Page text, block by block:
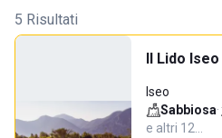
5 Risultati
Il Lido Iseo
Iseo
Sabbiosa·
e altri 12…